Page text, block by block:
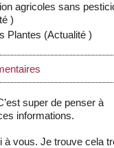
agricoles sans
)
Plantes (Actualité)
super de penser à
informations.
à vous. Je trouve cela